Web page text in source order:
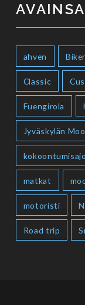
ahven
Classic
Fuengirola
Jyväskylän
kokoontumisajo
matkat
motoristi
Road trip